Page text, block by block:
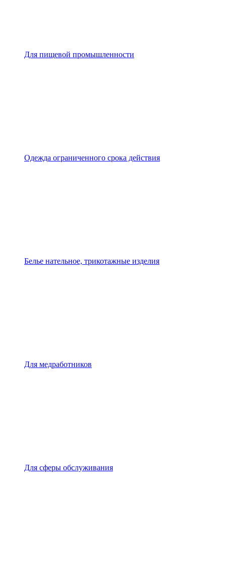
Для пищевой промышленности
Одежда ограниченного срока действия
Белье нательное, трикотажные изделия
Для медработников
Для сферы обслуживания